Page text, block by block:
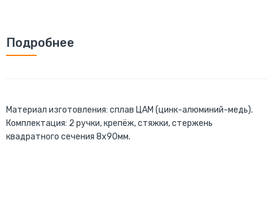
Подробнее
Материал изготовления: сплав ЦАМ (цинк-алюминий-медь).
Комплектация: 2 ручки, крепёж, стяжки, стержень
квадратного сечения 8x90мм.